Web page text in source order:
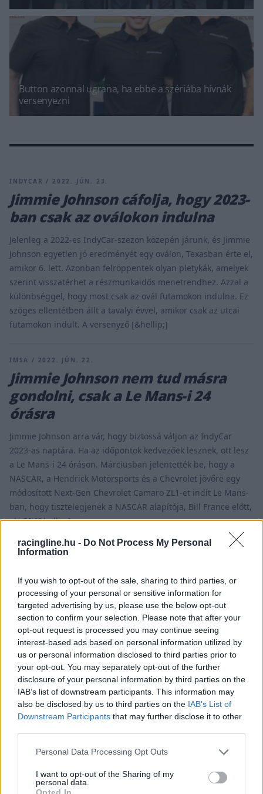
racingline.hu - Do Not Process My Personal
Information
If you wish to opt-out of the sale, sharing to third parties, or
processing of your personal or sensitive information for
targeted advertising by us, please use the below opt-out
section to confirm your selection. Please note that after your
opt-out request is processed you may continue seeing
interest-based ads based on personal information utilized by
us or personal information disclosed to third parties prior to
your opt-out. You may separately opt-out of the further
disclosure of your personal information by third parties on the
IAB’s list of downstream participants. This information may
also be disclosed by us to third parties on the IAB’s List of
Downstream Participants that may further disclose it to other
Please note that this website/app uses one or more Google
not limited to your visit or usage behaviour. You may click to
grant or deny consent to Google and its third-party tags to
Personal Data Processing Opt Outs
I want to opt-out of the Sharing of my
personal data.
Opted In
Button azonnal ugrana, ha ebbe a szériába hívnák
versenyezni
INDYCAR / 2022. JÚN. 23.
Jimmie Johnson cáfolja, hogy 2023-
ban csak az oválokon indulna
Jelenleg a 2022-es IndyCar-szezon közepén járunk, és Jimmie
Johnson egyetlen jó eredményét egy oválon, Texasban érte el,
amikor 6. lett. Azonban felröppentek olyan pletykák, amelyek
szerint visszatérhet a részmunkaidős menetrendhez. Azzal a
különbséggel, hogy most csak az ovál futamokon indulna. Ez
szöges ellentétben állt a tavalyi évvel, amikor csak az utcai
futamokon indult. A versenyző [&hellip;]
IMSA / 2022. JÚN. 22.
Jimmie Johnson nem tud másra
gondolni, csak a Le Mans-i 24
órásra
Jimmie Johnson arra vár, hogy biztossá váljon az IndyCar
2023-as naptára. Ha az időpontok kedvezőek lesznek, ott lesz
a Le Mans-i 24 óráson. Márciusban jelentették be, hogy a
NASCAR, a Hendrick Motorsports és a Chevrolet jövőre egy
módosított Next-Gen Chevrolet Camaro ZL1-et indít Le Mans-
ban, hogy tisztelegjenek a NASCAR alapítója, Bill France előtt,
aki 50 [&hellip;]
INDYCAR / 2022. MÁJ. 31.
Danica Patrick nem győzte
dicsérni kollégáját
Jimmie Johnson hétszeres NASCAR Cup Series bajnokként, 46
évesen indult először Indy 500-on, és ez lenyűgözte Danica
Patrick-et. Patrick így nyilatkozott: &#8222;Először is,
gratulálok neki, hogy megpróbálta. Hiszen már nyert,
méghozzá nem is keveset, hanem hét NASCAR Cup Series
bajnoki címet.&#8221; &#8222;Szépen elhajózhatnál a
naplementébe, és senkinek egy szava sem lehetne. De ő
folytatja, és [&hellip;]
INDYCAR / 2022. MÁJ. 31.
Johnson az év újonca, Ericsson 3
milliót kaszált az Indy 500-on